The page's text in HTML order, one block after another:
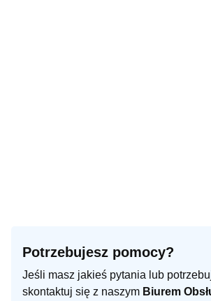
Potrzebujesz pomocy?
Jeśli masz jakieś pytania lub
skontaktuj się z naszym Biurem